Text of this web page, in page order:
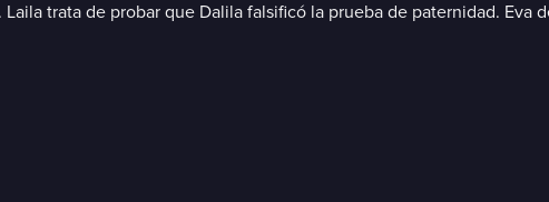
trata de probar que Dalila falsificó la prueba de paternidad.